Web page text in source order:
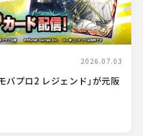
2026.07.03
バプロ2 レジェンド」が元阪